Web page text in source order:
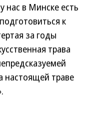
нас в Минске есть
к
за годы
трава
настоящей траве